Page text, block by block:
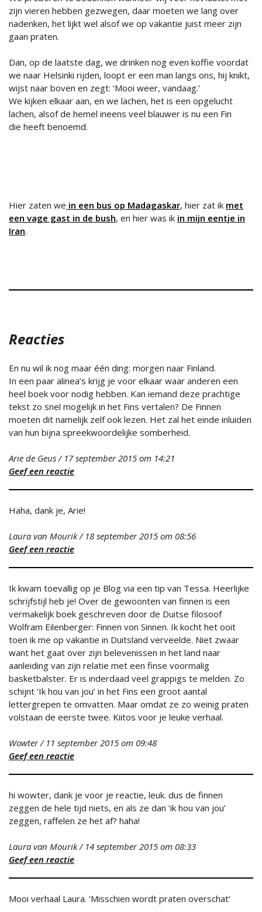
zijn vieren hebben gezwegen, daar moeten we lang over
nadenken, het lijkt wel alsof we op vakantie juist meer zijn
gaan praten.
Dan, op de laatste dag, we drinken nog even koffie voordat
we naar Helsinki rijden, loopt er een man langs ons, hij knikt,
wijst naar boven en zegt: ‘Mooi weer, vandaag.’
We kijken elkaar aan, en we lachen, het is een opgelucht
lachen, alsof de hemel ineens veel blauwer is nu een Fin
die heeft benoemd.
Hier zaten we in een bus op Madagaskar, hier zat ik met
een vage gast in de bush, en hier was ik in mijn eentje in
Iran.
Reacties
En nu wil ik nog maar één ding: morgen naar Finland.
In een paar alinea’s krijg je voor elkaar waar anderen een
heel boek voor nodig hebben. Kan iemand deze prachtige
tekst zo snel mogelijk in het Fins vertalen? De Finnen
moeten dit namelijk zelf ook lezen. Het zal het einde inluiden
van hun bijna spreekwoordelijke somberheid.
Arie de Geus/ 17 september 2015 om 14:21
Geef een reactie
Haha, dank je, Arie!
Laura van Mourik/ 18 september 2015 om 08:56
Geef een reactie
Ik kwam toevallig op je Blog via een tip van Tessa. Heerlijke
schrijfstijl heb je! Over de gewoonten van finnen is een
vermakelijk boek geschreven door de Duitse filosoof
Wolfram Eilenberger: Finnen von Sinnen. Ik kocht het ooit
toen ik me op vakantie in Duitsland verveelde. Niet zwaar
want het gaat over zijn belevenissen in het land naar
aanleiding van zijn relatie met een finse voormalig
basketbalster. Er is inderdaad veel grappigs te melden. Zo
schijnt ‘Ik hou van jou’ in het Fins een groot aantal
lettergrepen te omvatten. Maar omdat ze zo weinig praten
volstaan de eerste twee. Kiitos voor je leuke verhaal.
Wowter/ 11 september 2015 om 09:48
Geef een reactie
hi wowter, dank je voor je reactie, leuk. dus de finnen
zeggen de hele tijd niets, en als ze dan ‘ik hou van jou’
zeggen, raffelen ze het af? haha!
Laura van Mourik/ 14 september 2015 om 08:33
Geef een reactie
Mooi verhaal Laura. ‘Misschien wordt praten overschat’